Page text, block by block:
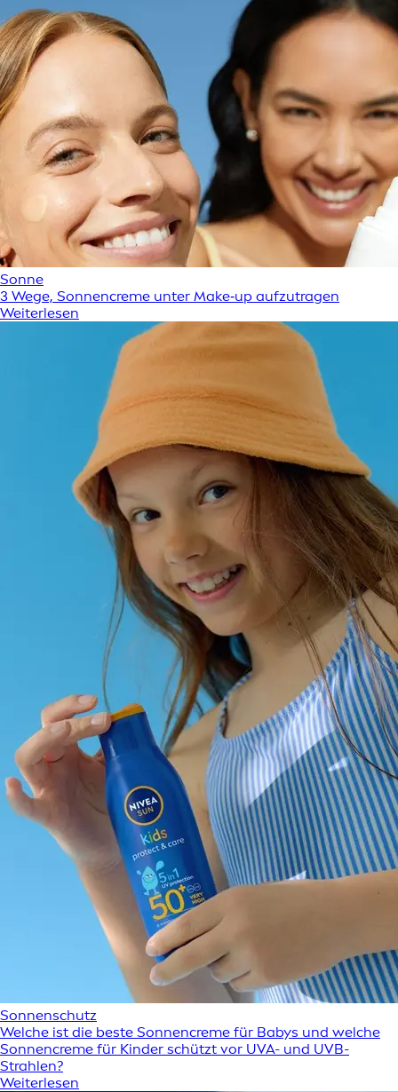
Sonne
3 Wege, Sonnencreme unter Make‑up aufzutragen
Weiterlesen
Sonnenschutz
Welche ist die beste Sonnencreme für Babys und welche
Sonnencreme für Kinder schützt vor UVA- und UVB-
Strahlen?
Weiterlesen